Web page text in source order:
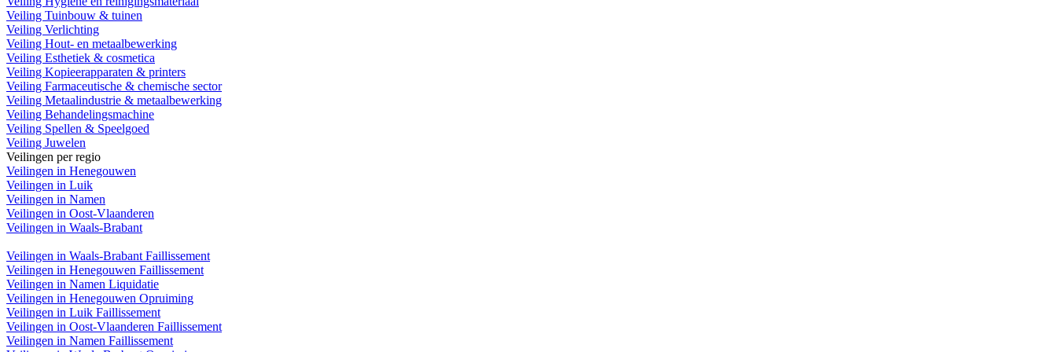
Veiling Tuinbouw & tuinen
Veiling Verlichting
Veiling Hout- en metaalbewerking
Veiling Esthetiek & cosmetica
Veiling Kopieerapparaten & printers
Veiling Farmaceutische & chemische sector
Veiling Metaalindustrie & metaalbewerking
Veiling Behandelingsmachine
Veiling Spellen & Speelgoed
Veiling Juwelen
Veilingen per regio
Veilingen in Henegouwen
Veilingen in Luik
Veilingen in Namen
Veilingen in Oost-Vlaanderen
Veilingen in Waals-Brabant
Veilingen in Waals-Brabant Faillissement
Veilingen in Henegouwen Faillissement
Veilingen in Namen Liquidatie
Veilingen in Henegouwen Opruiming
Veilingen in Luik Faillissement
Veilingen in Oost-Vlaanderen Faillissement
Veilingen in Namen Faillissement